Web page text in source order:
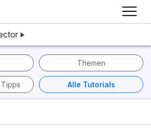
Themen
Alle Tutorials